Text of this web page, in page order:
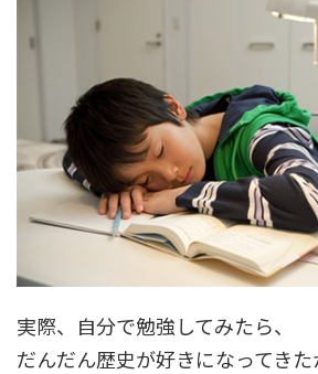
実際、自分で勉強してみたら、
だんだん歴史が好きになってき